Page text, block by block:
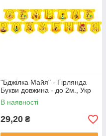
"Бджілка Майя" - Гірлянда
Букви довжина - до 2м., Укр
В наявності
29,20 ₴